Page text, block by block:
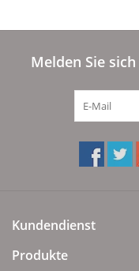
Sie die Verschlußart im
Die passenden Uni
Sondergrößen können
Gerne beraten wir Sie
Melden Sie
Kundendienst
Produkte